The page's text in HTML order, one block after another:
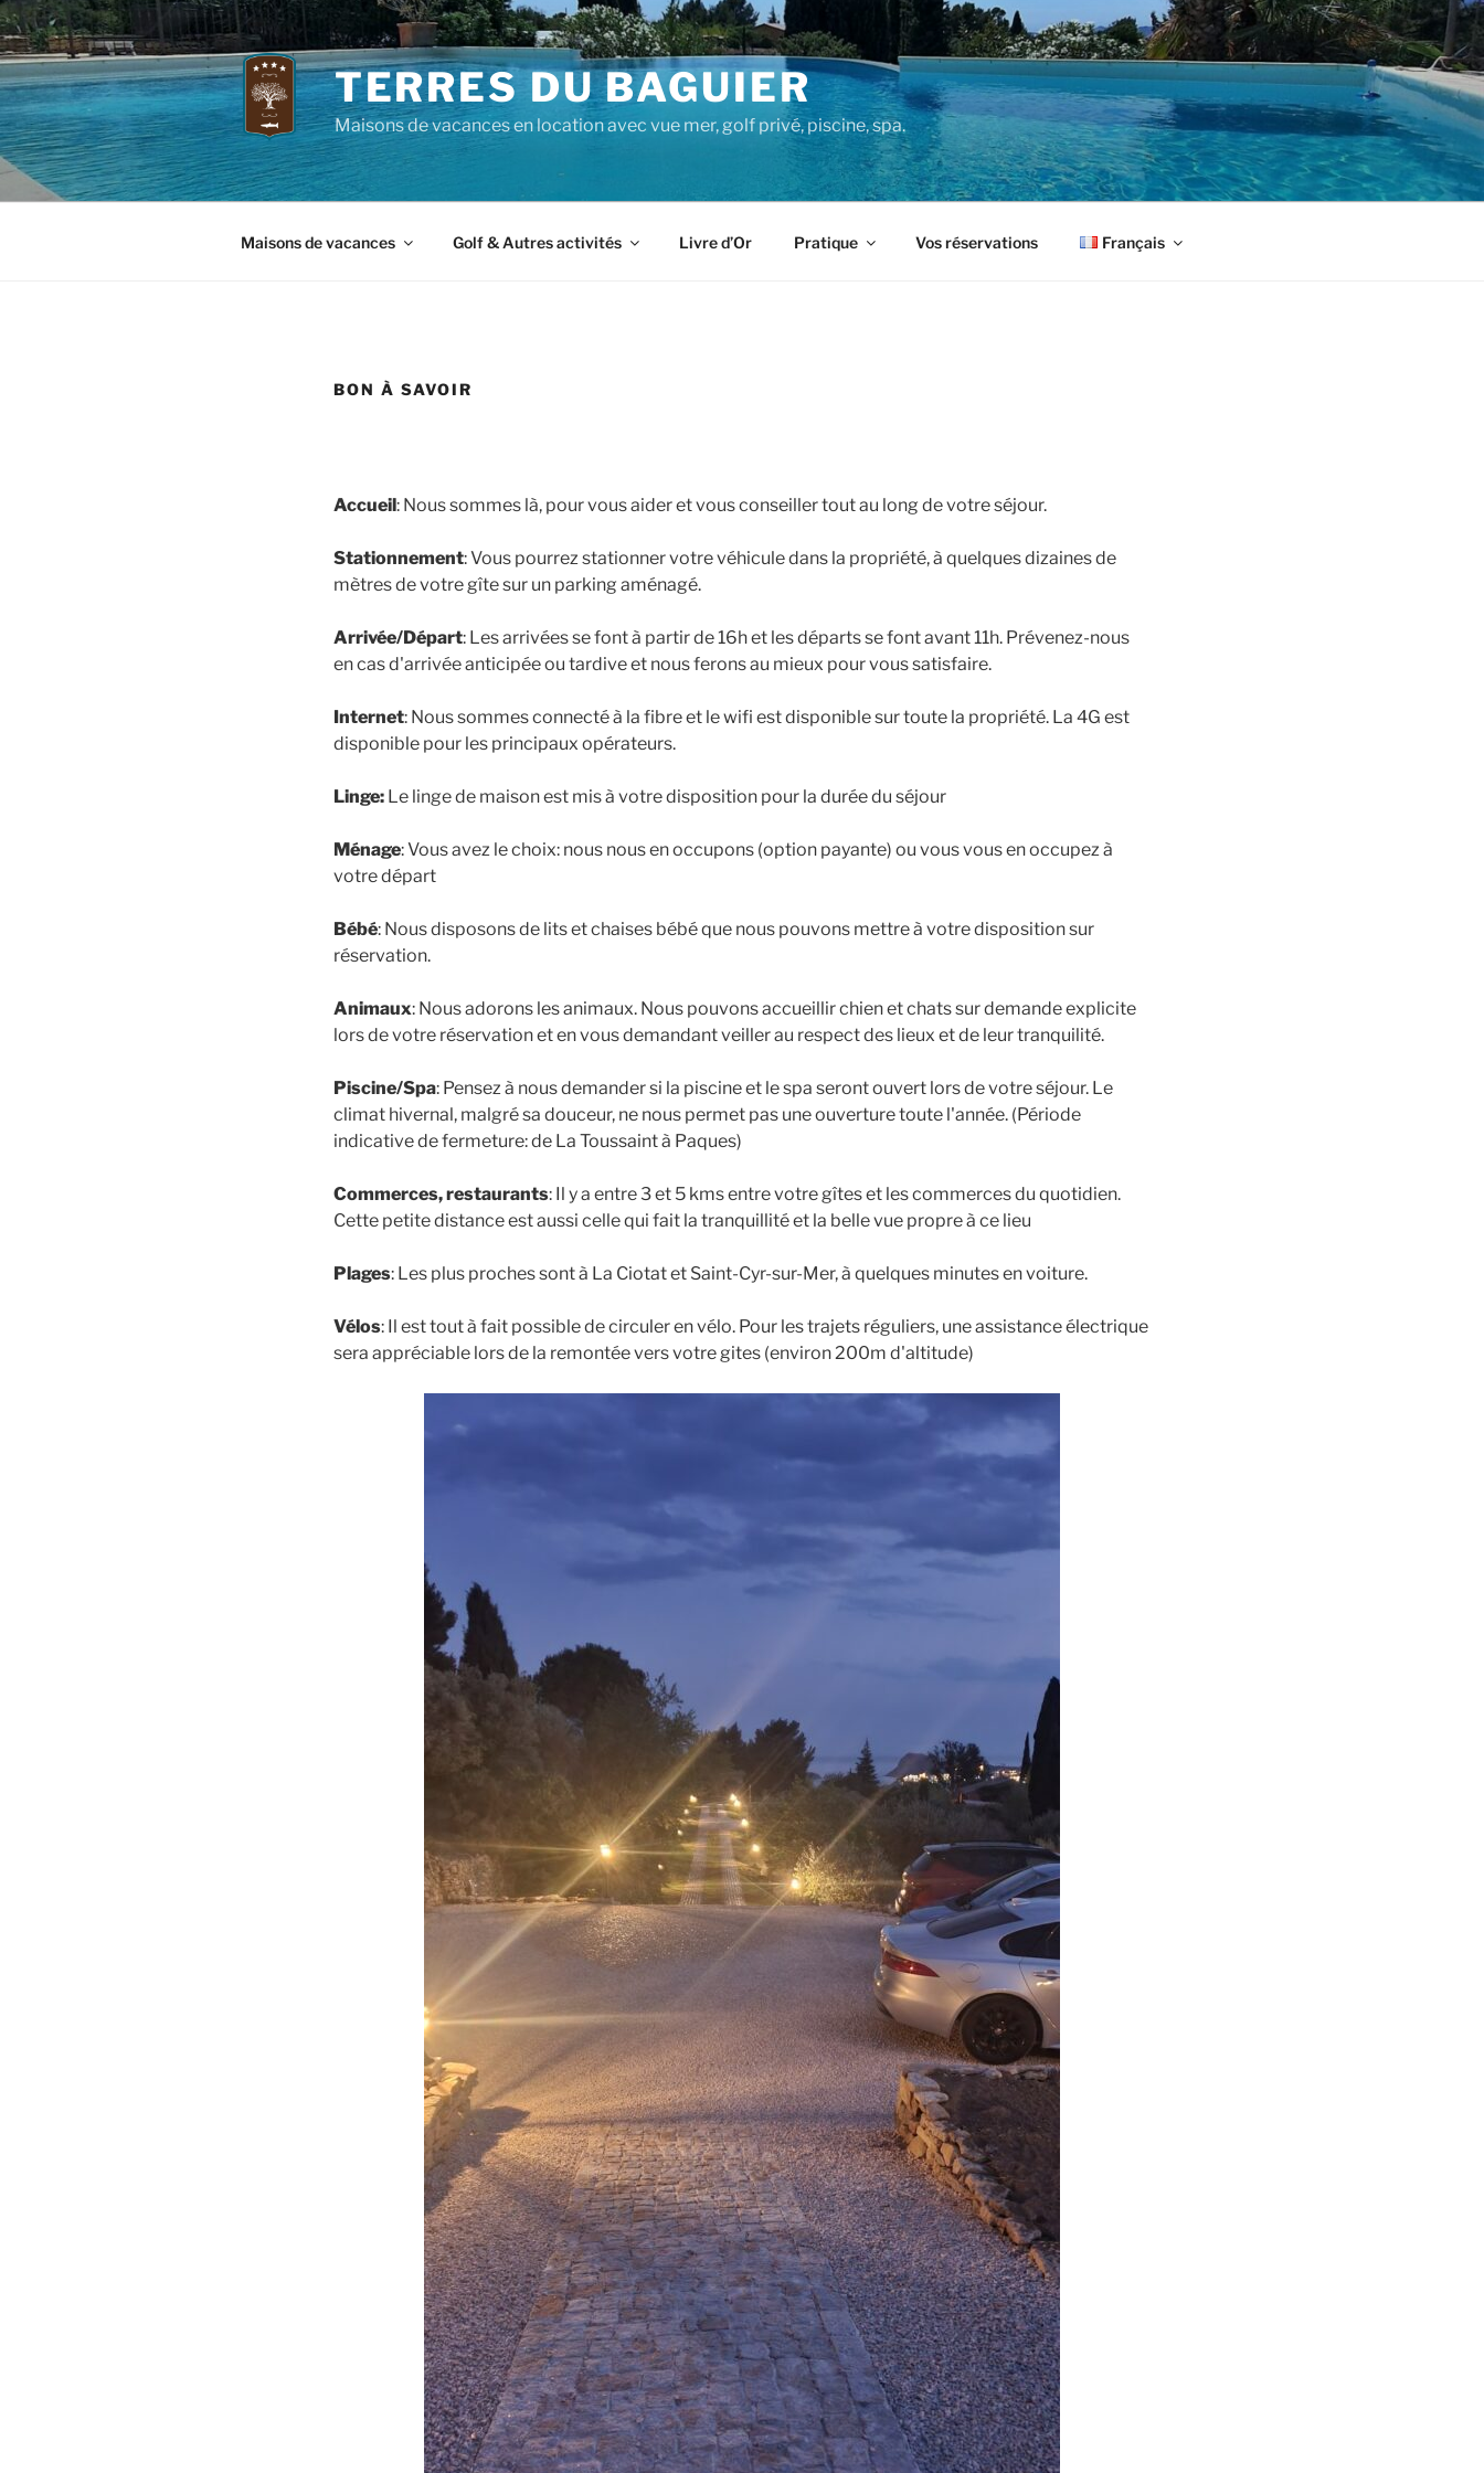
Aller
au
contenu
principal
TERRES DU BAGUIER
Maisons de vacances en location avec vue mer, golf privé, piscine, spa.
Maisons de vacances Golf & Autres activités Livre d’Or Pratique Vos réservations Français
BON À SAVOIR
Accueil: Nous sommes là, pour vous aider et vous conseiller tout au long de votre séjour.
Stationnement: Vous pourrez stationner votre véhicule dans la propriété, à quelques dizaines de
mètres de votre gîte sur un parking aménagé.
Arrivée/Départ: Les arrivées se font à partir de 16h et les départs se font avant 11h. Prévenez-nous
en cas d'arrivée anticipée ou tardive et nous ferons au mieux pour vous satisfaire.
Internet: Nous sommes connecté à la fibre et le wifi est disponible sur toute la propriété. La 4G est
disponible pour les principaux opérateurs.
Linge: Le linge de maison est mis à votre disposition pour la durée du séjour
Ménage: Vous avez le choix: nous nous en occupons (option payante) ou vous vous en occupez à
votre départ
Bébé: Nous disposons de lits et chaises bébé que nous pouvons mettre à votre disposition sur
réservation.
Animaux: Nous adorons les animaux. Nous pouvons accueillir chien et chats sur demande explicite
lors de votre réservation et en vous demandant veiller au respect des lieux et de leur tranquilité.
Piscine/Spa: Pensez à nous demander si la piscine et le spa seront ouvert lors de votre séjour. Le
climat hivernal, malgré sa douceur, ne nous permet pas une ouverture toute l'année. (Période
indicative de fermeture: de La Toussaint à Paques)
Commerces, restaurants: Il y a entre 3 et 5 kms entre votre gîtes et les commerces du quotidien.
Cette petite distance est aussi celle qui fait la tranquillité et la belle vue propre à ce lieu
Plages: Les plus proches sont à La Ciotat et Saint-Cyr-sur-Mer, à quelques minutes en voiture.
Vélos: Il est tout à fait possible de circuler en vélo. Pour les trajets réguliers, une assistance électrique
sera appréciable lors de la remontée vers votre gites (environ 200m d'altitude)